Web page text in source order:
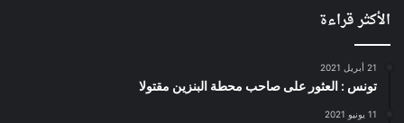
الأكثر قراءة
21 أبريل 2021
تونس : العثور على صاحب محطة البنزين مقتولا
11 يونيو 2021